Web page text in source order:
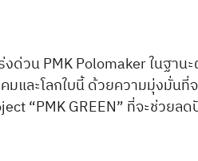
ด่วน PMK Polomaker ในฐา
และโลกใบนี้ ด้วยความมุ่งมั่น
“PMK GREEN” ที่จะช่วย